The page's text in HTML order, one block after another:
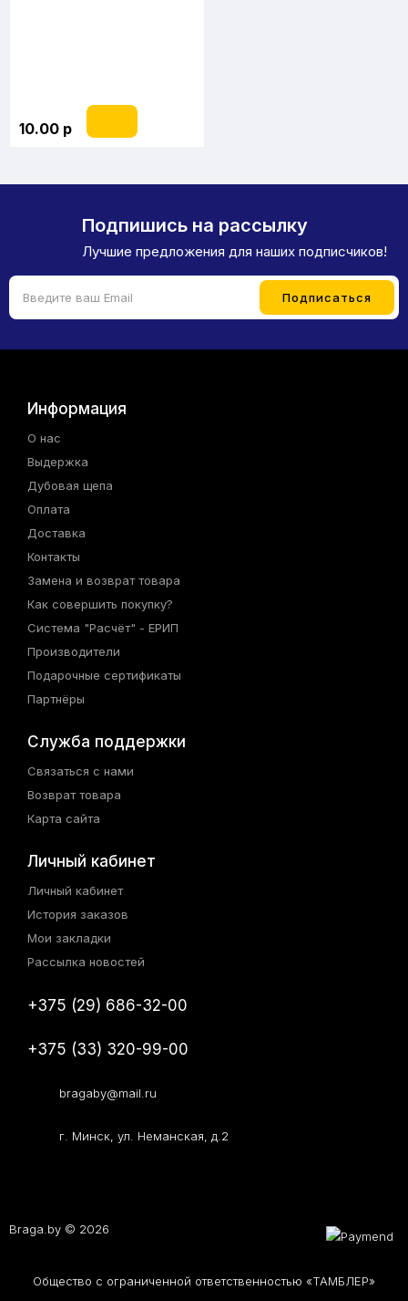
10.00 р
Подпишись на рассылку
Лучшие предложения для наших подписчиков!
Информация
О нас
Выдержка
Дубовая щепа
Оплата
Доставка
Контакты
Замена и возврат товара
Как совершить покупку?
Система "Расчёт" - ЕРИП
Производители
Подарочные сертификаты
Партнёры
Служба поддержки
Связаться с нами
Возврат товара
Карта сайта
Личный кабинет
Личный кабинет
История заказов
Мои закладки
Рассылка новостей
+375 (29) 686-32-00
+375 (33) 320-99-00
bragaby@mail.ru
г. Минск, ул. Неманская, д.2
Braga.by © 2026
Общество с ограниченной ответственностью «ТАМБЛЕР»